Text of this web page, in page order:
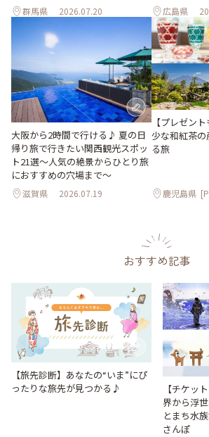
群馬県 2026.07.20 広島県
大阪から2時間で行ける♪ 夏の日
帰り旅で行きたい関西観光スポッ
ト21選～人気の絶景からひとり旅
におすすめの穴場まで～
滋賀県 2026.07.19
【プレゼン
少な和紅茶の
る旅
鹿児島県
おすすめ記事
【旅先診断】あなたの“いま”にぴ
ったりな旅先が見つかる♪
【チケッ
界から浮
とまち水
さんぽ